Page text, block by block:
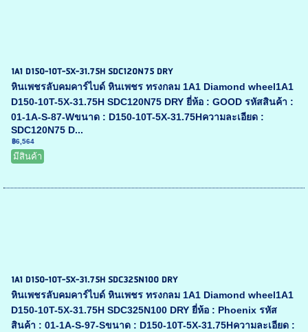
1A1 D150-10T-5X-31.75H SDC120N75 DRY
หินเพชรลับคมคาร์ไบด์ หินเพชร ทรงกลม 1A1 Diamond wheel1A1
D150-10T-5X-31.75H SDC120N75 DRY ยี่ห้อ : GOOD รหัสสินค้า :
01-1A-S-87-Wขนาด : D150-10T-5X-31.75Hความละเอียด :
SDC120N75 D...
฿6,564
มีสินค้า
1A1 D150-10T-5X-31.75H SDC325N100 DRY
หินเพชรลับคมคาร์ไบด์ หินเพชร ทรงกลม 1A1 Diamond wheel1A1
D150-10T-5X-31.75H SDC325N100 DRY ยี่ห้อ : Phoenix รหัส
สินค้า : 01-1A-S-97-Sขนาด : D150-10T-5X-31.75Hความละเอียด :